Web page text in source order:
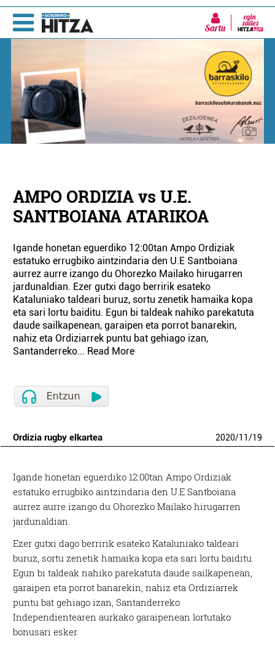
Sartu
AMPO ORDIZIA vs U.E.
SANTBOIANA ATARIKOA
Igande honetan eguerdiko 12:00tan Ampo Ordiziak
estatuko errugbiko aintzindaria den U.E Santboiana
aurrez aurre izango du Ohorezko Mailako hirugarren
jardunaldian. Ezer gutxi dago berririk esateko
Kataluniako taldeari buruz, sortu zenetik hamaika kopa
eta sari lortu baiditu. Egun bi taldeak nahiko parekatuta
daude sailkapenean, garaipen eta porrot banarekin,
nahiz eta Ordiziarrek puntu bat gehiago izan,
Santanderreko... Read More
Ordizia rugby elkartea 2020/11/19
Igande honetan eguerdiko 12:00tan Ampo Ordiziak
estatuko errugbiko aintzindaria den U.E Santboiana
aurrez aurre izango du Ohorezko Mailako hirugarren
jardunaldian.
Ezer gutxi dago berririk esateko Kataluniako taldeari
buruz, sortu zenetik hamaika kopa eta sari lortu baiditu.
Egun bi taldeak nahiko parekatuta daude sailkapenean,
garaipen eta porrot banarekin, nahiz eta Ordiziarrek
puntu bat gehiago izan, Santanderreko
Independientearen aurkako garaipenean lortutako
bonusari esker.